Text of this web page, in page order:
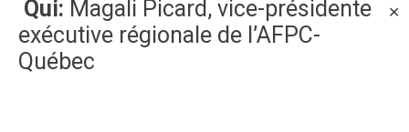
✕
Qui: Magali Picard, vice-présidente
exécutive régionale de l’AFPC-
Québec